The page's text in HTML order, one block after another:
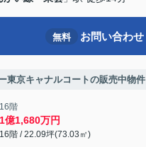
無料 お問い合わせ
東京キャナルコートの販売中物件
16階
1億1,680万円
16階 / 22.09坪(73.03㎡)